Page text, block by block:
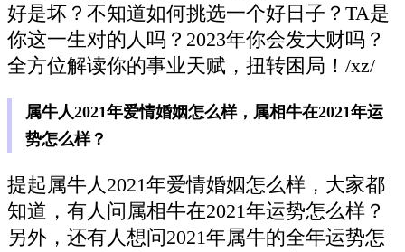
好是坏？不知道如何挑选一个好日子？TA是
你这一生对的人吗？2023年你会发大财吗？
全方位解读你的事业天赋，扭转困局！/xz/
属牛人2021年爱情婚姻怎么样，属相牛在2021年运
势怎么样？
提起属牛人2021年爱情婚姻怎么样，大家都
知道，有人问属相牛在2021年运势怎么样？
另外，还有人想问2021年属牛的全年运势怎